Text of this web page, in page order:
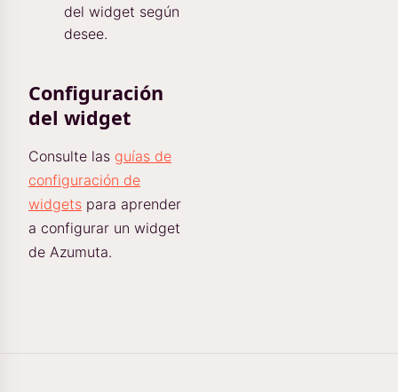
del widget según
desee.
Configuración
del widget
Consulte las guías de
configuración de
widgets para aprender
a configurar un widget
de Azumuta.